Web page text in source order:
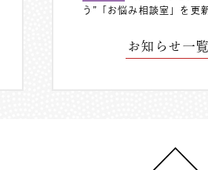
う”「お悩み相談室」を更
お知らせ一